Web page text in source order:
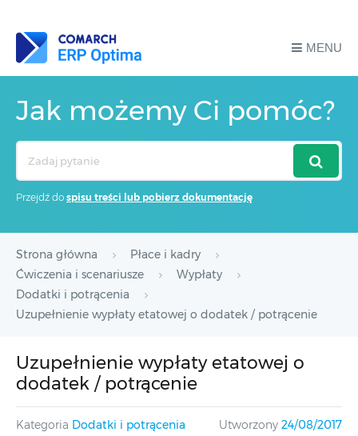
MENU
Jak możemy Ci pomóc?
Przejdź do spisu treści lub pobierz dokumentację
Strona główna
Płace i kadry
Ćwiczenia i scenariusze
Wypłaty
Dodatki i potrącenia
Uzupełnienie wypłaty etatowej o dodatek / potrącenie
Uzupełnienie wypłaty etatowej o
dodatek / potrącenie
Kategoria Dodatki i potrącenia Utworzony 24/08/2017